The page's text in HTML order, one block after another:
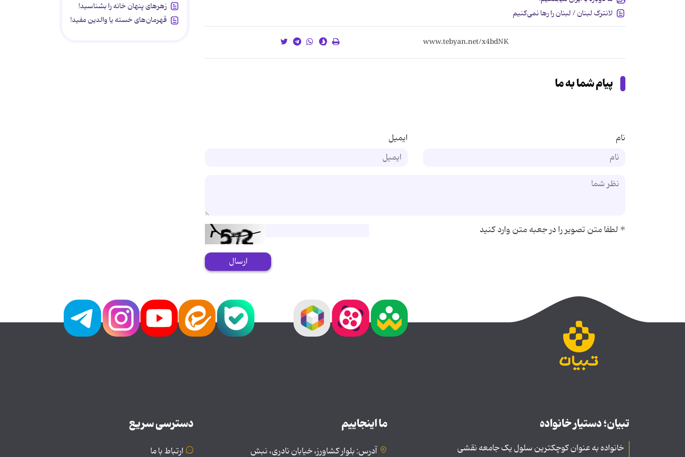
لانترک لبنان / لبنان را رها نمی‌کنیم
پیام شما به ما
نام ایمیل
*لطفا متن تصویر را در جعبه متن وارد کنید
ارسال
زهرهای پنهان خانه را بشناسید!
قهرمان‌های خسته یا والدین مفید!
تبیان؛ دستیار خانواده
خانواده به عنوان کوچکترین سلول یک جامعه نقشی
ما اینجاییم
آدرس: بلوار کشاورز، خیابان نادری، نبش
دسترسی سریع
ارتباط با ما